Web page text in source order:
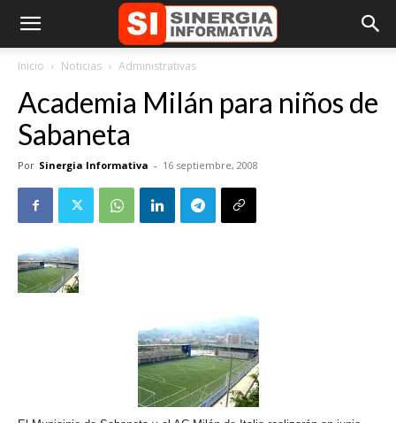
Inicio Noticias Administrativas
Academia Milán para niños de
Sabaneta
Por Sinergia Informativa - 16 septiembre, 2008